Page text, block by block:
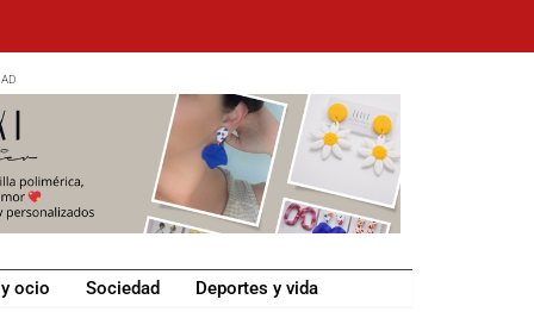
ocio Sociedad Deportes y vida